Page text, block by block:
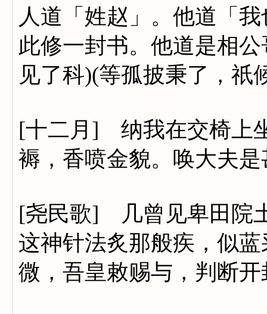
人道「姓赵」。他道「
此修一封书。他道是相
见了科)(等孤披秉了，祇
[十二月] 纳我在交椅上
褥，香喷金貌。唤大夫
[尧民歌] 几曾见卑田院
这神针法炙那般疾，似
微，吾皇敕赐与，判断开